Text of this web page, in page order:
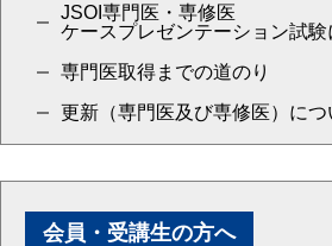
JSOI専門医・専修医
ケースプレゼンテーション試験
専門医取得までの道のり
更新（専門医及び専修医）につ
会員・受講生の方へ